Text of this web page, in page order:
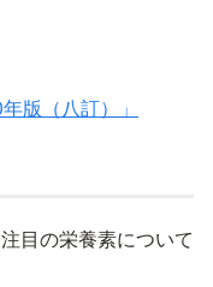
版（八訂）」
目の栄養素について